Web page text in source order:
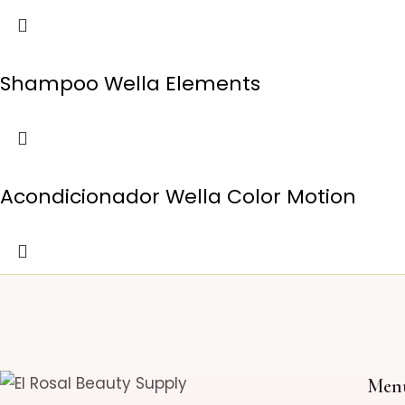
Shampoo Wella Elements
Acondicionador Wella Color Motion